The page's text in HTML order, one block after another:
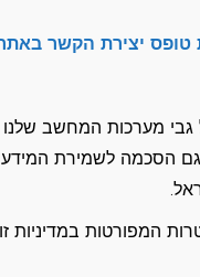
טופס יצירת הקשר
מערכות המחשב שלנו
גם הסכמה לשמירת
המפורטות